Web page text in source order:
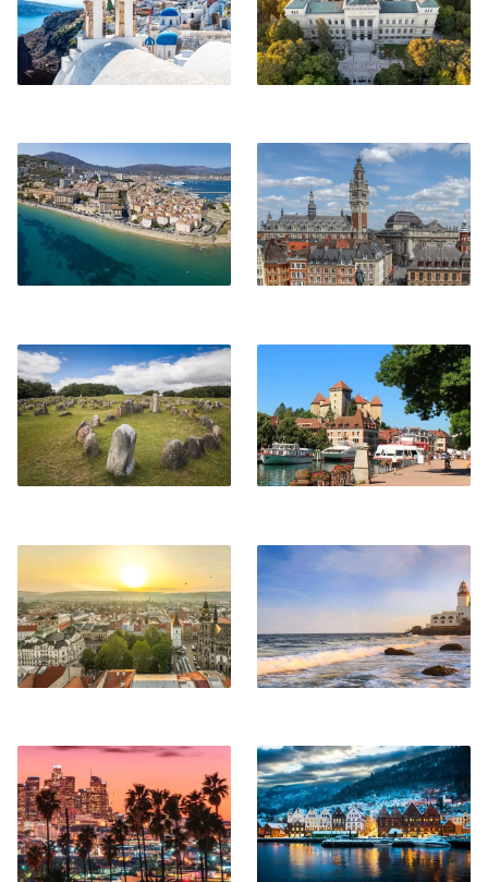
Ajaccio
Aalborg
Gedda
Los Angeles Bergen